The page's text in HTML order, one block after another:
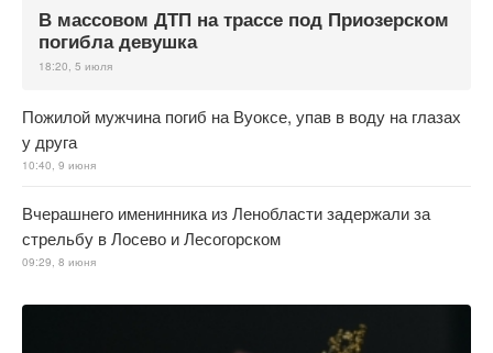
В массовом ДТП на трассе под Приозерском
погибла девушка
18:20, 5 июля
Пожилой мужчина погиб на Вуоксе, упав в воду на глазах
у друга
10:40, 9 июня
Вчерашнего именинника из Ленобласти задержали за
стрельбу в Лосево и Лесогорском
09:29, 8 июня